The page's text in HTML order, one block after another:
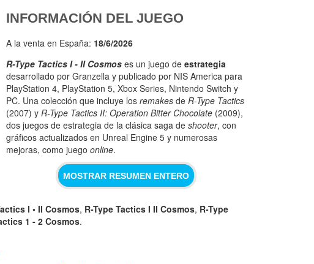
INFORMACIÓN DEL JUEGO
A la venta en España: 18/6/2026
R-Type Tactics I - II Cosmos es un juego de estrategia
desarrollado por Granzella y publicado por NIS America para
PlayStation 4, PlayStation 5, Xbox Series, Nintendo Switch y
PC. Una colección que incluye los remakes de R-Type Tactics
(2007) y R-Type Tactics II: Operation Bitter Chocolate (2009),
dos juegos de estrategia de la clásica saga de shooter, con
gráficos actualizados en Unreal Engine 5 y numerosas
mejoras, como juego online.
MOSTRAR RESUMEN ENTERO
I • II Cosmos, R-Type Tactics I II Cosmos, R-Type
1 - 2 Cosmos.